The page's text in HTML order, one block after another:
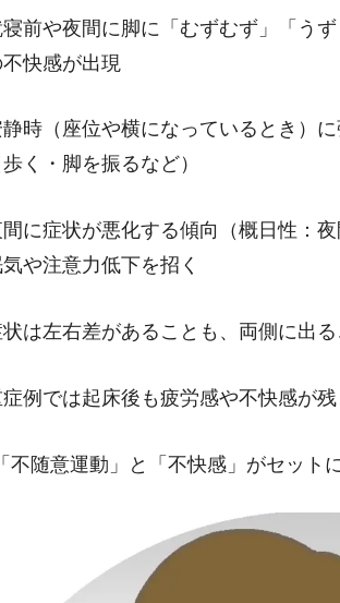
寝前や夜間に脚に「むずむず」「う
快感が出現
時（座位や横になっているとき）
歩く・脚を振るなど）
に症状が悪化する傾向（概日性：
や注意力低下を招く
は左右差があることも、両側に出
例では起床後も疲労感や不快感が
不随意運動」と「不快感」がセット